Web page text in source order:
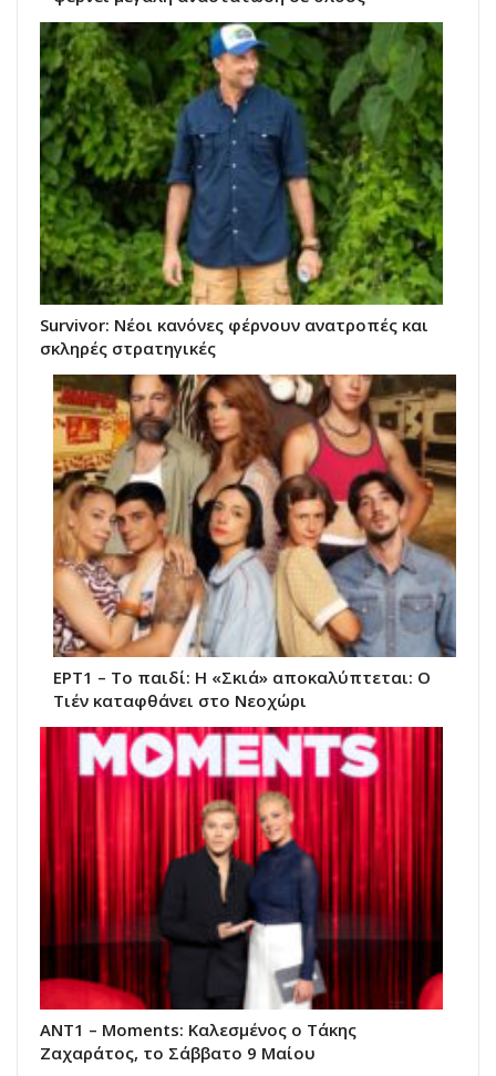
Survivor: Νέοι κανόνες φέρνουν ανατροπές και
σκληρές στρατηγικές
ΕΡΤ1 – Το παιδί: Η «Σκιά» αποκαλύπτεται: Ο
Τιέν καταφθάνει στο Νεοχώρι
ΑΝΤ1 – Moments: Καλεσμένος ο Τάκης
Ζαχαράτος, το Σάββατο 9 Μαίου